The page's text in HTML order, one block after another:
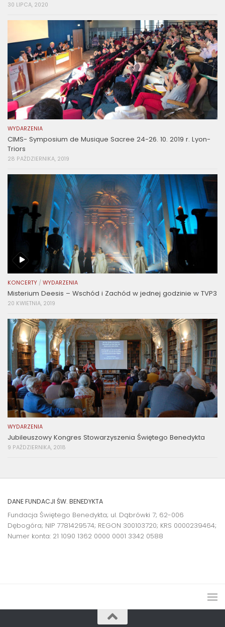
30 LIPCA, 2020
WYDARZENIA
CIMS- Symposium de Musique Sacree 24-26. 10. 2019 r. Lyon-
Triors
28 PAŹDZIERNIKA, 2019
KONCERTY / WYDARZENIA
Misterium Deesis – Wschód i Zachód w jednej godzinie w TVP3
20 KWIETNIA, 2019
WYDARZENIA
Jubileuszowy Kongres Stowarzyszenia Świętego Benedykta
9 PAŹDZIERNIKA, 2018
DANE FUNDACJI ŚW. BENEDYKTA
Fundacja Świętego Benedykta; ul. Dąbrówki 7; 62-006
Dębogóra; NIP 7781429574; REGON 300103720; KRS 0000239464;
Numer konta: 21 1090 1362 0000 0001 3342 0588